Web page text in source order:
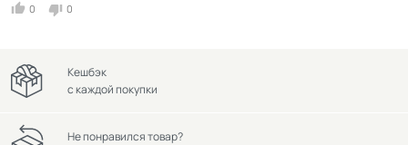
0 0
Кешбэк
с каждой покупки
Не понравился товар?